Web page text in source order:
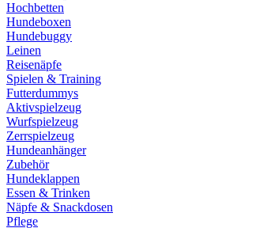
Hochbetten
Hundeboxen
Hundebuggy
Leinen
Reisenäpfe
Spielen & Training
Futterdummys
Aktivspielzeug
Wurfspielzeug
Zerrspielzeug
Hundeanhänger
Zubehör
Hundeklappen
Essen & Trinken
Näpfe & Snackdosen
Pflege